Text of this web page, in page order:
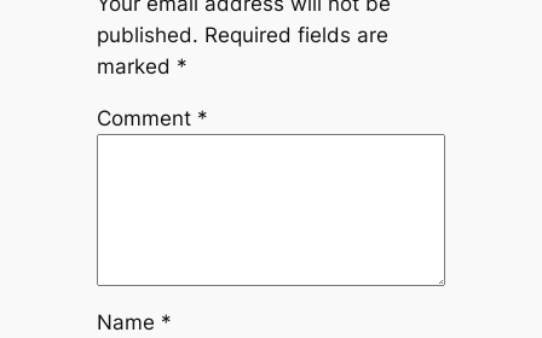
published. Required fields are
marked *
Comment *
Name *